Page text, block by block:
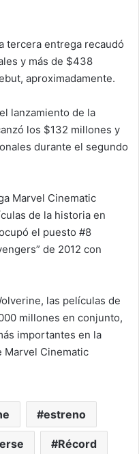
tercera entrega recaudó
y más de $438
aproximadamente.
lanzamiento de la
los $132 millones y
durante el segundo
Marvel Cinematic
de la historia en
el puesto #8
de 2012 con
las películas de
millones en conjunto,
importantes en la
Marvel Cinematic
estreno
Récord